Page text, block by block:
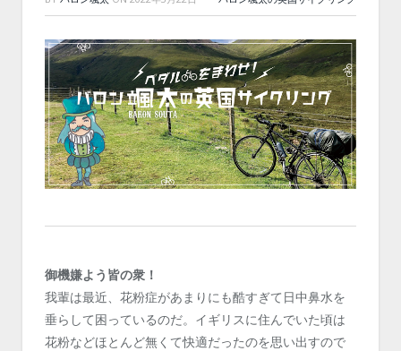
御機嫌よう皆の衆！
我輩は最近、花粉症があまりにも酷すぎて日中鼻水を
垂らして困っているのだ。イギリスに住んでいた頃は
花粉などほとんど無くて快適だったのを思い出すので